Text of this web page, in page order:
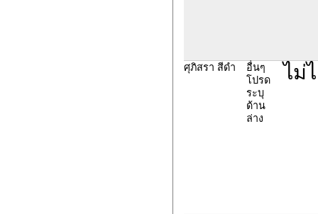
ศุภิสรา สีดำ
อื่นๆ
โปรด
ระบุ
ด้าน
ล่าง
ไม่